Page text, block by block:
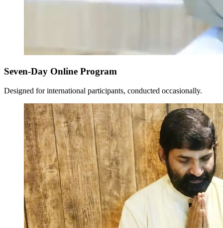
Seven-Day Online Program
Designed for international participants, conducted occasionally.